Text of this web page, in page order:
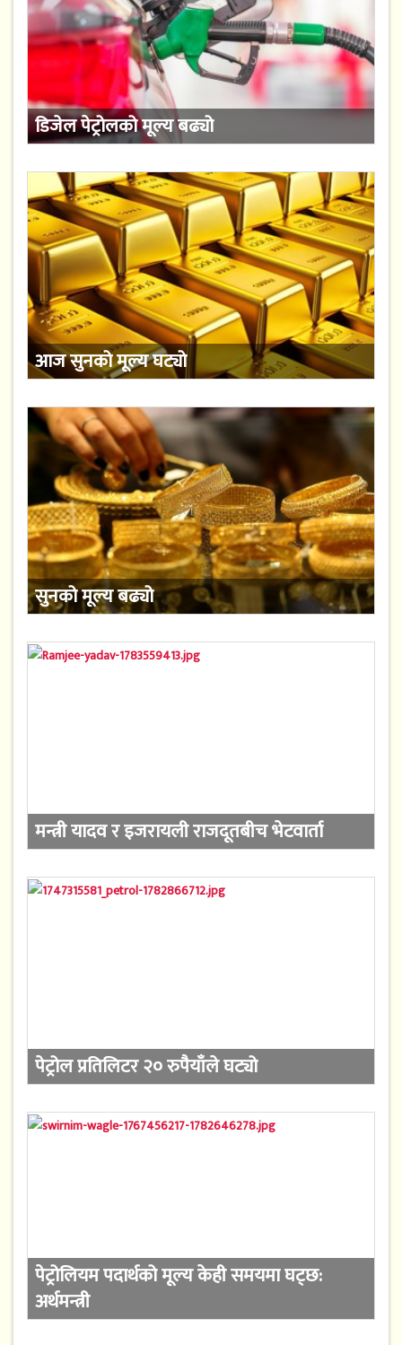
डिजेल पेट्रोलको मूल्य बढ्यो
आज सुनको मूल्य घट्यो
सुनको मूल्य बढ्यो
मन्त्री यादव र इजरायली राजदूतबीच भेटवार्ता
पेट्रोल प्रतिलिटर २० रुपैयाँले घट्यो
पेट्रोलियम पदार्थको मूल्य केही समयमा घट्छ:
अर्थमन्त्री